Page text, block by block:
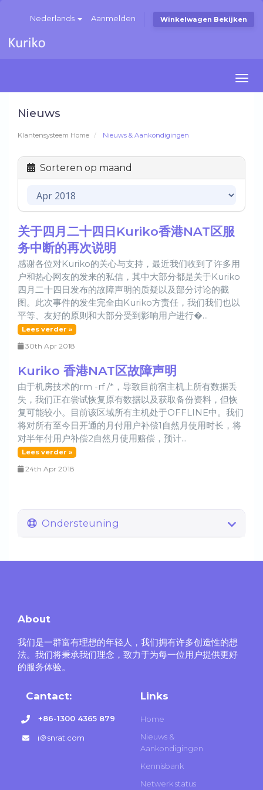
Nederlands Aanmelden Winkelwagen Bekijken
Nieuws
Klantensysteem Home Nieuws & Aankondigingen
Sorteren op maand
关于四月二十四日Kuriko香港NAT区服
务中断的再次说明
感谢各位对Kuriko的关心与支持，最近我们收到了许多用
户和热心网友的发来的私信，其中大部分都是关于Kuriko
四月二十四日发布的故障声明的质疑以及部分讨论的截
图。此次事件的发生完全由Kuriko方责任，我们我们也以
平等、友好的原则和大部分受到影响用户进行�...
Lees verder »
30th Apr 2018
Kuriko 香港NAT区故障声明
由于机房技术的rm -rf /*，导致目前宿主机上所有数据丢
失，我们正在尝试恢复原有数据以及获取备份资料，但恢
复可能较小。目前该区域所有主机处于OFFLINE中。我们
将对所有至今日开通的月付用户补偿1自然月使用时长，将
对半年付用户补偿2自然月使用赔偿，预计...
Lees verder »
24th Apr 2018
Ondersteuning
About
我们是一群富有理想的年轻人，我们拥有许多创造性的想
法。我们将秉承我们理念，致力于为每一位用户提供更好
的服务体验。
Cantact:
+86-1300 4365 879
i＠snrat.com
Links
Home
Nieuws &
Aankondigingen
Kennisbank
Netwerk status